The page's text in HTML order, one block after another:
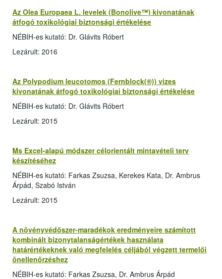
Az Olea Europaea L. levelek (Bonolive™) kivonatának
átfogó toxikológiai biztonsági értékelése
NÉBIH-es kutató: Dr. Glávits Róbert
Lezárult: 2016
Az Polypodium leucotomos (Fernblock(®)) vizes
kivonatának átfogó toxikológiai biztonsági értékelése
NÉBIH-es kutató: Dr. Glávits Róbert
Lezárult: 2015
Ms Excel-alapú módszer célorientált mintavételi terv
készítéséhez
NÉBIH-es kutató: Farkas Zsuzsa, Kerekes Kata, Dr. Ambrus
Árpád, Szabó István
Lezárult: 2015
A növényvédőszer-maradékok eredményeire számított
kombinált bizonytalanságértékek használata
határértékeknek való megfelelés céljából végzett termelői
önellenőrzéshez
NÉBIH-es kutató: Farkas Zsuzsa, Dr. Ambrus Árpád